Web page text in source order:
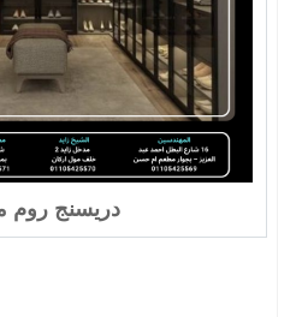
دريسنج روم